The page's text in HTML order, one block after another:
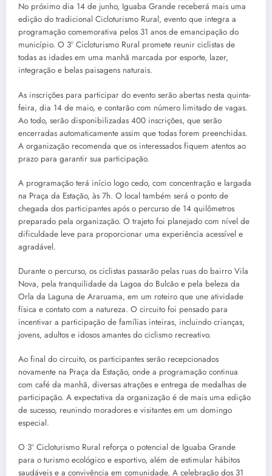
No próximo dia 14 de junho, Iguaba Grande receberá mais uma
edição do tradicional Cicloturismo Rural, evento que integra a
programação comemorativa pelos 31 anos de emancipação do
município. O 3º Cicloturismo Rural promete reunir ciclistas de
todas as idades em uma manhã marcada por esporte, lazer,
integração e belas paisagens naturais.
As inscrições para participar do evento serão abertas nesta quinta-
feira, dia 14 de maio, e contarão com número limitado de vagas.
Ao todo, serão disponibilizadas 400 inscrições, que serão
encerradas automaticamente assim que todas forem preenchidas.
A organização recomenda que os interessados fiquem atentos ao
prazo para garantir sua participação.
A programação terá início logo cedo, com concentração e largada
na Praça da Estação, às 7h. O local também será o ponto de
chegada dos participantes após o percurso de 14 quilômetros
preparado pela organização. O trajeto foi planejado com nível de
dificuldade leve para proporcionar uma experiência acessível e
agradável.
Durante o percurso, os ciclistas passarão pelas ruas do bairro Vila
Nova, pela tranquilidade da Lagoa do Bulcão e pela beleza da
Orla da Laguna de Araruama, em um roteiro que une atividade
física e contato com a natureza. O circuito foi pensado para
incentivar a participação de famílias inteiras, incluindo crianças,
jovens, adultos e idosos amantes do ciclismo recreativo.
Ao final do circuito, os participantes serão recepcionados
novamente na Praça da Estação, onde a programação continua
com café da manhã, diversas atrações e entrega de medalhas de
participação. A expectativa da organização é de mais uma edição
de sucesso, reunindo moradores e visitantes em um domingo
especial.
O 3º Cicloturismo Rural reforça o potencial de Iguaba Grande
para o turismo ecológico e esportivo, além de estimular hábitos
saudáveis e a convivência em comunidade. A celebração dos 31